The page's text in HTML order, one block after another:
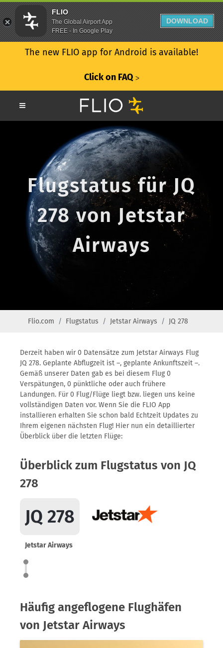
The new FLIO app for Android is available!
Click on FAQ ᐳ
Flugstatus für JQ
278 von Jetstar
Airways
Flio.com Flugstatus Jetstar Airways JQ 278
Derzeit haben wir 0 Datensätze zum Jetstar Airways Flug
JQ 278. Geplante Abflugzeit ist –, geplante Ankunftszeit –.
Gemäß unserer Daten gab es bei diesem Flug 0
Verspätungen, 0 pünktliche oder auch frühere
Landungen. Für 0 Flug/Flüge liegt bzw. liegen uns keine
vollständigen Daten vor. Wenn Sie die FLIO App
installieren erhalten Sie schon bald Echtzeit Updates zu
Ihrem eigenen nächsten Flug! Hier nun ein detaillierter
Überblick über die letzten Flüge:
Überblick zum Flugstatus von JQ
278
JQ 278
Jetstar Airways
Häufig angeflogene Flughäfen
von Jetstar Airways
FLIO
The Global Airport App
FREE - In Google Play
DOWNLOAD